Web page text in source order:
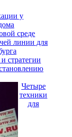
у
среде
линии для
стратегии
Четыре
техники
для